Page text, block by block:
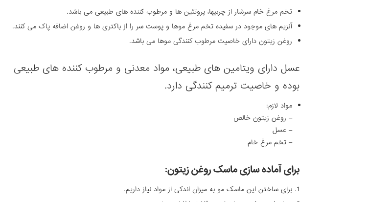
تخم مرغ خام سرشار از چربیها، پروتئین ها و مرطوب کننده های طبیعی می باشد.
آنزیم های موجود در سفیده تخم مرغ موها و پوست سر را از باکتری ها و روغن اضافه پاک می کنند.
روغن زیتون دارای خاصیت مرطوب کنندگی موها می باشد.
عسل دارای ویتامین های طبیعی، مواد معدنی و مرطوب کننده های طبیعی
بوده و خاصیت ترمیم کنندگی دارد.
مواد لازم:
– روغن زیتون خالص
– عسل
– تخم مرغ خام
برای آماده سازی ماسک روغن زیتون:
برای ساختن این ماسک مو به میزان اندکی از مواد نیاز داریم.